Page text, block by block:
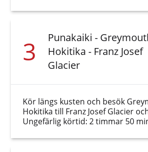
3
Punakaiki -
Hokitika - Franz Josef
Glacier
Kör längs kusten och besök
Hokitika till Franz Josef Glacier
Ungefärlig körtid: 2 timmar 50